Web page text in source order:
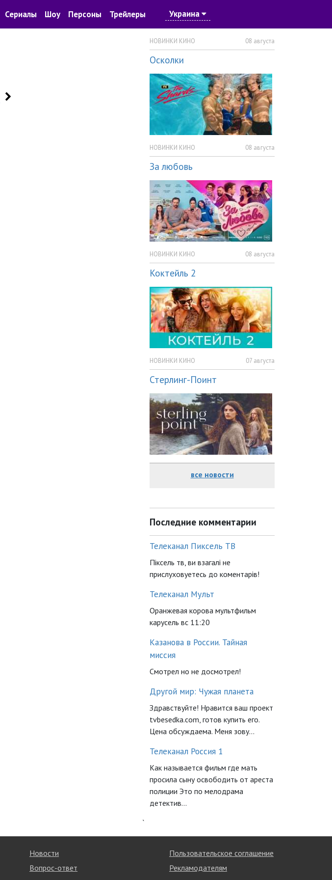
Сериалы Шоу Персоны Трейлеры Украина
НОВИНКИ КИНО 08 августа
Осколки
НОВИНКИ КИНО 08 августа
За любовь
НОВИНКИ КИНО 08 августа
Коктейль 2
НОВИНКИ КИНО 07 августа
Стерлинг-Поинт
все новости
Последние комментарии
Телеканал Пиксель ТВ
Піксель тв, ви взагалі не
прислуховуетесь до коментарів!
Телеканал Мульт
Оранжевая корова мультфильм
карусель вс 11:20
Казанова в России. Тайная
миссия
Смотрел но не досмотрел!
Другой мир: Чужая планета
Здравствуйте! Нравится ваш проект
tvbesedka.com, готов купить его.
Цена обсуждаема. Меня зову...
Телеканал Россия 1
Как называется фильм где мать
просила сыну освободить от ареста
полиции Это по мелодрама
детектив...
`
Новости
Вопрос-ответ
Пользовательское соглашение
Рекламодателям